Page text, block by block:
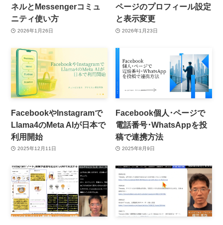
ネルとMessengerコミュ
ニティ使い方
2026年1月26日
ページのプロフィール設定
と表示変更
2026年1月23日
FacebookやInstagramで
Llama4のMeta AIが日本で
利用開始
2025年12月11日
Facebook個人･ページで
電話番号･WhatsAppを投
稿で連携方法
2025年8月9日